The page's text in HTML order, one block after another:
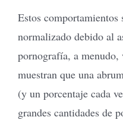
Estos comportamientos
normalizado debido al
pornografía, a
muestran que una
(y un porcentaje cada
grandes cantidades de